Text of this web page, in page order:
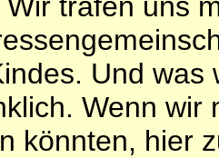
Und
Wenn
könnten, hier